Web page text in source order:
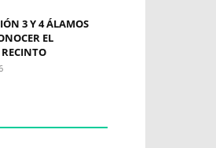
3 Y 4 ÁLAMOS
EL